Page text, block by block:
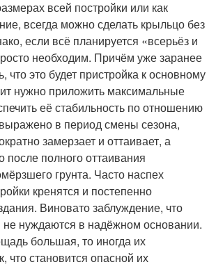
всей постройки или как
всегда можно сделать крыльцо без
если всё планируется «всерьёз и
необходим. Причём уже заранее
что это будет пристройка к основному
нужно приложить максимальные
её стабильность по отношению
в период смены сезона,
замерзает и оттаивает, а
после полного оттаивания
грунта. Часто наспех
кренятся и постепенно
Виновато заблуждение, что
не нуждаются в надёжном основании.
большая, то иногда их
что становится опасной их